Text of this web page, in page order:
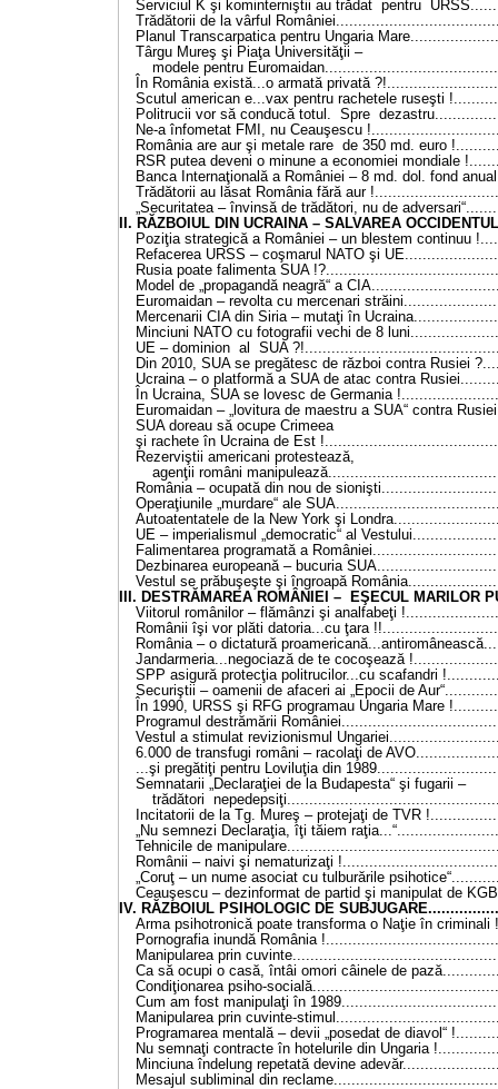
Serviciul K şi kominterniştii au trădat pentru
Trădătorii de la vârful
Planul Transcarpatica pentru Ungaria
Târgu Mureş şi Piaţa Universităţii –
modele pentru
În România există...o armată privată
Scutul american e...vax pentru rachetele ruseşti
Politrucii vor să conducă totul. Spre
Ne-a înfometat FMI, nu Ceauşescu
România are aur şi metale rare de 350 md. euro
RSR putea deveni o minune a economiei mondiale
Banca Internaţională a României – 8 md. dol. fond
Trădătorii au lăsat România fără aur
„Securitatea – învinsă de trădători, nu de
II. RĂZBOIUL DIN UCRAINA – SALVAREA
Poziţia strategică a României – un blestem continuu
Refacerea URSS – coşmarul NATO şi
Rusia poate falimenta SUA
Model de „propagandă neagră“ a
Euromaidan – revolta cu mercenari
Mercenarii CIA din Siria – mutaţi în
Minciuni NATO cu fotografii vechi de 8
UE – dominion al SUA
Din 2010, SUA se pregătesc de război contra Rusiei
Ucraina – o platformă a SUA de atac contra
În Ucraina, SUA se lovesc de Germania
Euromaidan – „lovitura de maestru a SUA“ contra
SUA doreau să ocupe
şi rachete în Ucraina de Est
Rezerviştii americani protestează,
agenţii români
România – ocupată din nou de
Operaţiunile „murdare“ ale
Autoatentatele de la New York şi
UE – imperialismul „democratic“ al
Falimentarea programată a
Dezbinarea europeană – bucuria
Vestul se prăbuşeşte şi îngroapă
III. DESTRĂMAREA ROMÂNIEI – EŞECUL MARILOR
Viitorul românilor – flămânzi şi analfabeţi
Românii îşi vor plăti datoria...cu ţara
România – o dictatură
Jandarmeria...negociază de te cocoşează
SPP asigură protecţia politrucilor...cu scafandri
Securiştii – oamenii de afaceri ai „Epocii de
În 1990, URSS şi RFG programau Ungaria Mare
Programul destrămării
Vestul a stimulat revizionismul
6.000 de transfugi români – racolaţi de
...şi pregătiţi pentru Loviluţia din
Semnatarii „Declaraţiei de la Budapesta“ şi fugarii –
trădători
Incitatorii de la Tg. Mureş – protejaţi de TVR
„Nu semnezi Declaraţia, îţi tăiem
Tehnicile de
Românii – naivi şi nematurizaţi
„Coruţ – un nume asociat cu tulburările
Ceauşescu – dezinformat de partid şi manipulat de
IV. RĂZBOIUL PSIHOLOGIC DE
Arma psihotronică poate transforma o Naţie în
Pornografia inundă România
Manipularea prin
Ca să ocupi o casă, întâi omori câinele de
Condiţionarea psiho-
Cum am fost manipulaţi în
Manipularea prin cuvinte-
Programarea mentală – devii „posedat de diavol“
Nu semnaţi contracte în hotelurile din Ungaria
Minciuna îndelung repetată devine
Mesajul subliminal din